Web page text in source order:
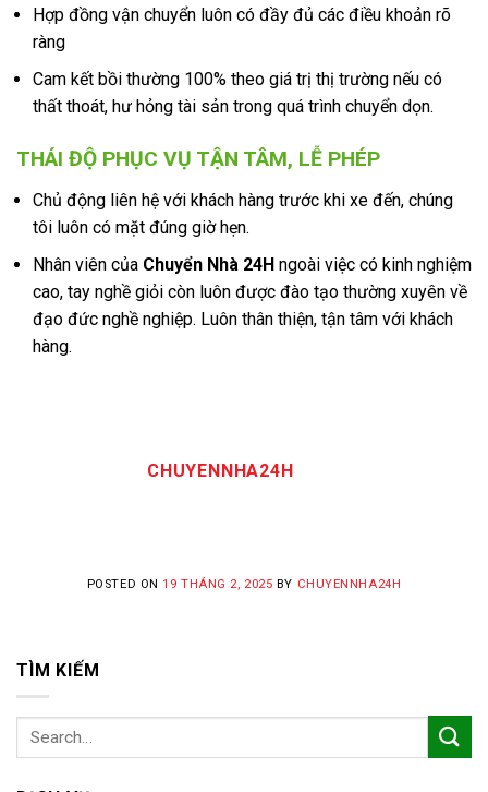
Hợp đồng vận chuyển luôn có đầy đủ các điều khoản rõ
ràng
Cam kết bồi thường 100% theo giá trị thị trường nếu có
thất thoát, hư hỏng tài sản trong quá trình chuyển dọn.
THÁI ĐỘ PHỤC VỤ TẬN TÂM, LỄ PHÉP
Chủ động liên hệ với khách hàng trước khi xe đến, chúng
tôi luôn có mặt đúng giờ hẹn.
Nhân viên của Chuyển Nhà 24H ngoài việc có kinh nghiệm
cao, tay nghề giỏi còn luôn được đào tạo thường xuyên về
đạo đức nghề nghiệp. Luôn thân thiện, tận tâm với khách
hàng.
CHUYENNHA24H
POSTED ON19 THÁNG 2, 2025 BY CHUYENNHA24H
TÌM KIẾM